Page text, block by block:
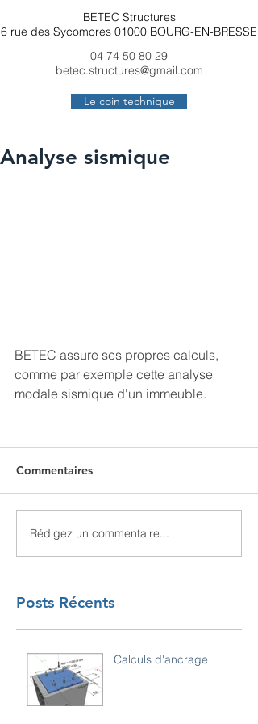
BETEC Structures
6 rue des Sycomores 01000 BOURG-EN-BRESSE
04 74 50 80 29
betec.structures@gmail.com
Le coin technique
Analyse sismique
BETEC assure ses propres calculs,
comme par exemple cette analyse
modale sismique d'un immeuble.
Commentaires
Rédigez un commentaire...
Posts Récents
Calculs d'ancrage